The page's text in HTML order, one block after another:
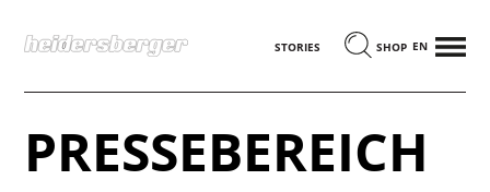
STORIES SHOP ENGLISCH
MENÜ
PRESSEBEREICH